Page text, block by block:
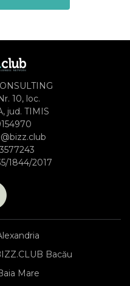
10, loc.
jud. TIMIS
1844/2017
Bacău
Mare